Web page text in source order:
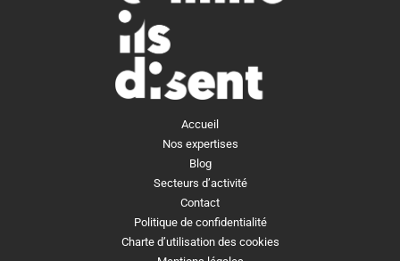
Accueil
Nos expertises
Blog
Secteurs d’activité
Contact
Politique de confidentialité
Charte d’utilisation des cookies